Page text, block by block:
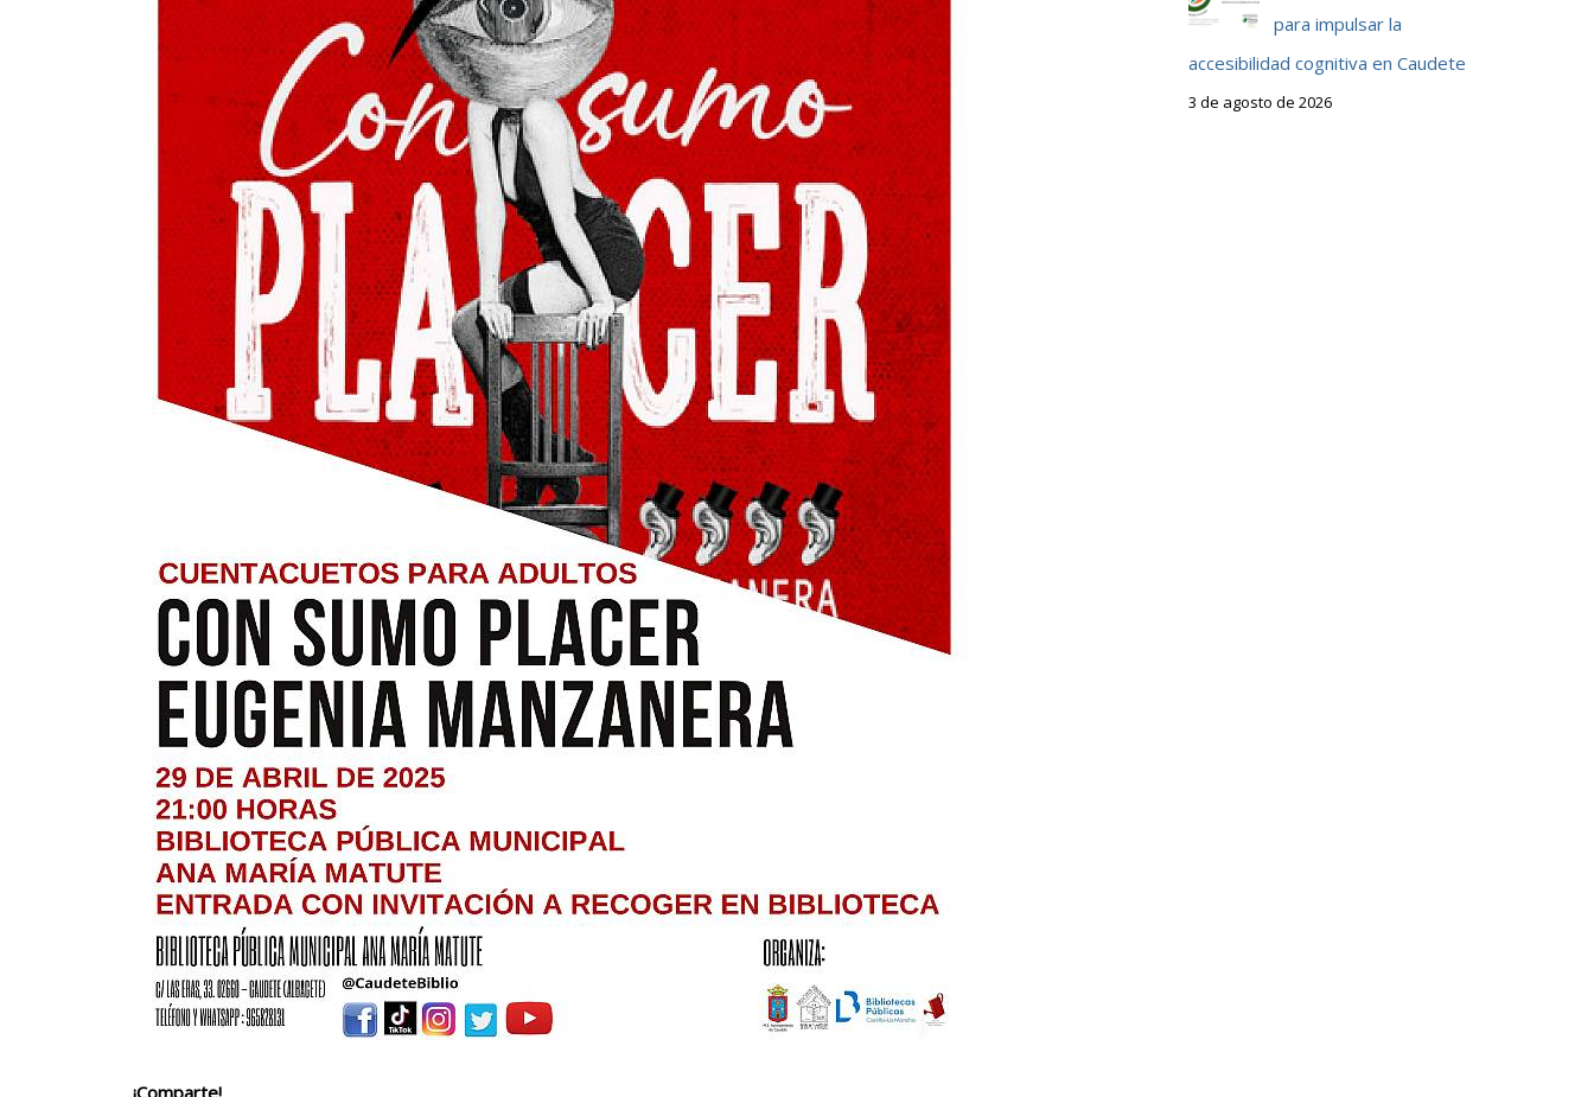
para impulsar la
accesibilidad cognitiva en Caudete
3 de agosto de 2026